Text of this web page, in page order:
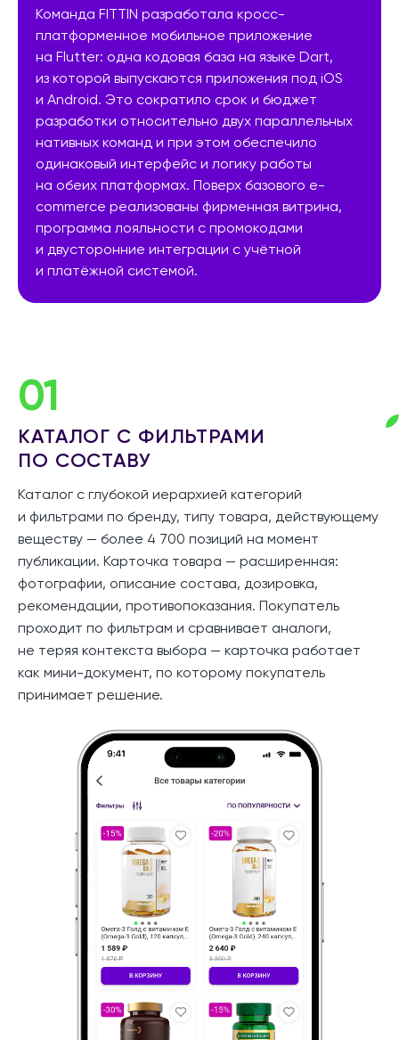
Команда FITTIN разработала кросс-
платформенное мобильное приложение
на Flutter: одна кодовая база на языке Dart,
из которой выпускаются приложения под iOS
и Android. Это сократило срок и бюджет
разработки относительно двух параллельных
нативных команд и при этом обеспечило
одинаковый интерфейс и логику работы
на обеих платформах. Поверх базового e-
commerce реализованы фирменная витрина,
программа лояльности с промокодами
и двусторонние интеграции с учётной
и платёжной системой.
01
КАТАЛОГ С ФИЛЬТРАМИ
ПО СОСТАВУ
Каталог с глубокой иерархией категорий
и фильтрами по бренду, типу товара, действующему
веществу — более 4 700 позиций на момент
публикации. Карточка товара — расширенная:
фотографии, описание состава, дозировка,
рекомендации, противопоказания. Покупатель
проходит по фильтрам и сравнивает аналоги,
не теряя контекста выбора — карточка работает
как мини-документ, по которому покупатель
принимает решение.